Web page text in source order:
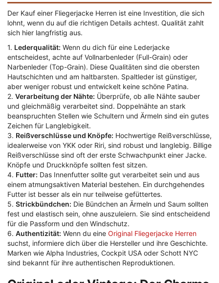
Der Kauf einer Fliegerjacke Herren ist eine Investition, die sich
lohnt, wenn du auf die richtigen Details achtest. Qualität zahlt
sich hier langfristig aus.
1. Lederqualität: Wenn du dich für eine Lederjacke
entscheidest, achte auf Vollnarbenleder (Full-Grain) oder
Narbenleder (Top-Grain). Diese Qualitäten sind die obersten
Hautschichten und am haltbarsten. Spaltleder ist günstiger,
aber weniger robust und entwickelt keine schöne Patina.
2. Verarbeitung der Nähte: Überprüfe, ob alle Nähte sauber
und gleichmäßig verarbeitet sind. Doppelnähte an stark
beanspruchten Stellen wie Schultern und Ärmeln sind ein gutes
Zeichen für Langlebigkeit.
3. Reißverschlüsse und Knöpfe: Hochwertige Reißverschlüsse,
idealerweise von YKK oder Riri, sind robust und langlebig. Billige
Reißverschlüsse sind oft der erste Schwachpunkt einer Jacke.
Knöpfe und Druckknöpfe sollten fest sitzen.
4. Futter: Das Innenfutter sollte gut verarbeitet sein und aus
einem atmungsaktiven Material bestehen. Ein durchgehendes
Futter ist besser als ein nur teilweise gefüttertes.
5. Strickbündchen: Die Bündchen an Ärmeln und Saum sollten
fest und elastisch sein, ohne auszuleiern. Sie sind entscheidend
für die Passform und den Windschutz.
6. Authentizität: Wenn du eine Original Fliegerjacke Herren
suchst, informiere dich über die Hersteller und ihre Geschichte.
Marken wie Alpha Industries, Cockpit USA oder Schott NYC
sind bekannt für ihre authentischen Reproduktionen.